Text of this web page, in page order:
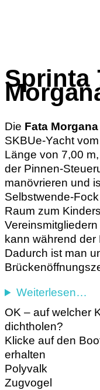
Sprinta
Die Fata Morgana
SKBUe-Yacht
Länge von 7,00
der Pinnen-
manövrieren und
Selbstwende-
Raum zum
kann während
Dadurch ist man
Weiterlesen…
OK – auf welcher
dichtholen?
Klicke auf den
erhalten
Polyvalk
Zugvogel